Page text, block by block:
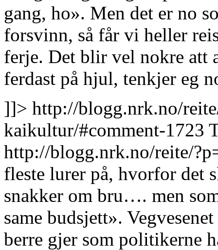
gang, ho». Men det er no
forsvinn, så får vi heller
ferje. Det blir vel nokre att
ferdast på hjul, tenkjer eg
]]> http://blogg.nrk.no/
kaikultur/#comment-1723
http://blogg.nrk.no/reite/
fleste lurer på, hvorfor det
snakker om bru…. men
same budsjett».
berre gjer som politikerne